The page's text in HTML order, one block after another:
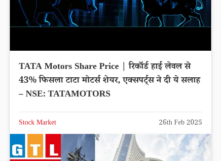
TATA Motors Share Price | रिकॉर्ड हाई लेवल से
43% फिसला टाटा मोटर्स शेयर, एक्सपर्ट्स ने दी ये सलाह
– NSE: TATAMOTORS
Stock Market 26th Feb 2025